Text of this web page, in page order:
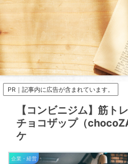
PR｜記事内に広告が含まれています。
【コンビニジム】筋ト
チョコザップ（
ケ
企業・経営